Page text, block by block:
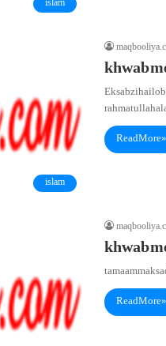
islam
islam
khwab
Ek sabzi
rahmatullah
Read More »
khwab
tamaam
Read More »